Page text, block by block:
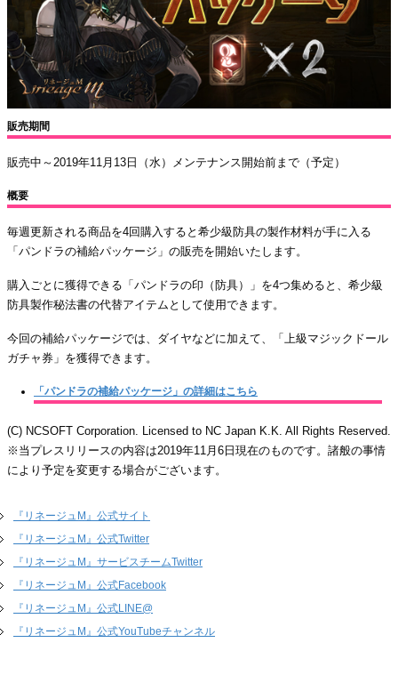
販売期間
販売中～2019年11月13日（水）メンテナンス開始前まで（予定）
概要
毎週更新される商品を4回購入すると希少級防具の製作材料が手に入る
「パンドラの補給パッケージ」の販売を開始いたします。
購入ごとに獲得できる「パンドラの印（防具）」を4つ集めると、希少級
防具製作秘法書の代替アイテムとして使用できます。
今回の補給パッケージでは、ダイヤなどに加えて、「上級マジックドール
ガチャ券」を獲得できます。
「パンドラの補給パッケージ」の詳細はこちら
(C) NCSOFT Corporation. Licensed to NC Japan K.K. All Rights Reserved.
※当プレスリリースの内容は2019年11月6日現在のものです。諸般の事情
により予定を変更する場合がございます。
『リネージュM』公式サイト
『リネージュM』公式Twitter
『リネージュM』サービスチームTwitter
『リネージュM』公式Facebook
『リネージュM』公式LINE@
『リネージュM』公式YouTubeチャンネル